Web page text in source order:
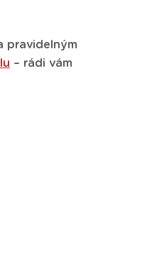
pravidelným
– rádi vám